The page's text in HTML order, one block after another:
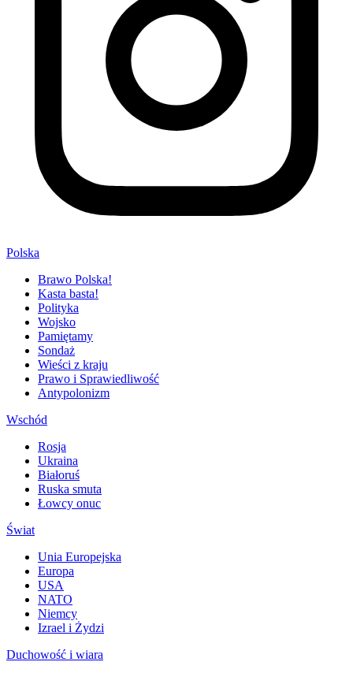
Polska
Brawo Polska!
Kasta basta!
Polityka
Wojsko
Pamiętamy
Sondaż
Wieści z kraju
Prawo i Sprawiedliwość
Antypolonizm
Wschód
Rosja
Ukraina
Białoruś
Ruska smuta
Łowcy onuc
Świat
Unia Europejska
Europa
USA
NATO
Niemcy
Izrael i Żydzi
Duchowość i wiara